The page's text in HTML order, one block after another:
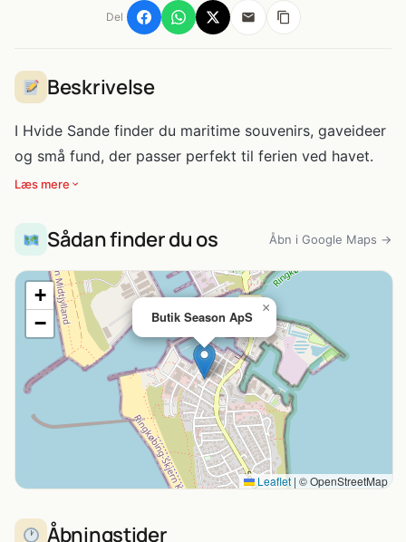
Del
Beskrivelse
I Hvide Sande finder du maritime souvenirs, gaveideer
og små fund, der passer perfekt til ferien ved havet.
Læs mere
Sådan finder du os Åbn i Google Maps →
Butik Season ApS
×
+
−
Leaflet | © OpenStreetMap
Åbningstider